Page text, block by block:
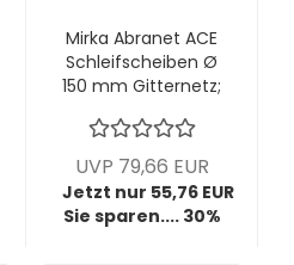
Mirka Abranet ACE
Schleifscheiben Ø
150 mm Gitternetz;
Stck/Pck
UVP 79,66 EUR
Jetzt nur 55,76 EUR
Sie sparen.... 30%